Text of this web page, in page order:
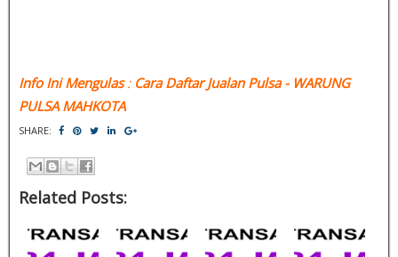
Info Ini Mengulas: Cara Daftar Jualan Pulsa- WARUNG
PULSA MAHKOTA
SHARE:
Related Posts: